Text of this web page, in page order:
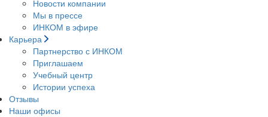
Новости компании
Мы в прессе
ИНКОМ в эфире
Карьера
Партнерство с ИНКОМ
Приглашаем
Учебный центр
Истории успеха
Отзывы
Наши офисы